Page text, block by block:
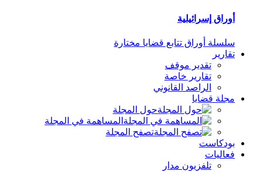
أوراق إسرائيلية
سلسلة أوراق تتابع قضايا مختارة
تقارير
تقدير موقف
تقارير خاصة
الراصد القانوني
مجلة قضايا
حول المجلة
المساهمة في المجلة
تصفح المجلة
بودكاست
فعاليات
تلفزيون مدار